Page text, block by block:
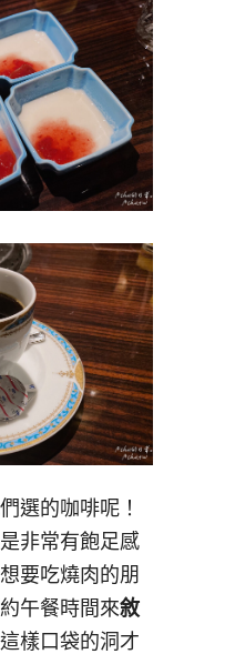
選的咖啡呢！
非常有飽足感
要吃燒肉的朋
午餐時間來敘
樣口袋的洞才